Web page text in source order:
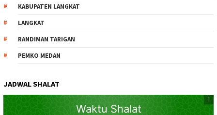
KABUPATEN LANGKAT
LANGKAT
RANDIMAN TARIGAN
PEMKO MEDAN
JADWAL SHALAT